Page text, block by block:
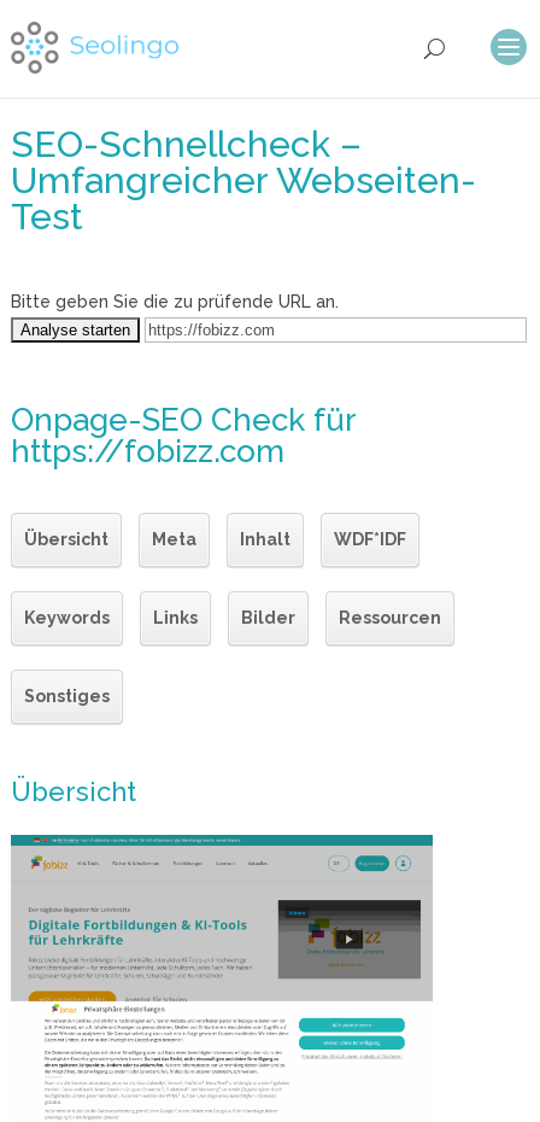
SEO-Schnellcheck –
Umfangreicher Webseiten-
Test
Bitte geben Sie die zu prüfende URL an.
Onpage-SEO Checkfür
https://fobizz.com
Übersicht Meta Inhalt WDF*IDF
Keywords Links Bilder Ressourcen
Sonstiges
Übersicht